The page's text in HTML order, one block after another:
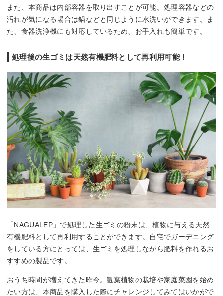
また、本商品は内部容器を取り出すことが可能。処理容器などの
汚れが気になる場合は鍋などと同じように水洗いができます。ま
た、食器洗浄機にも対応しているため、お手入れも簡単です。
処理後の生ゴミは天然有機肥料として再利用可能！
「NAGUALEP」で処理した生ゴミの粉末は、植物に与える天然
有機肥料として再利用することができます。自宅でガーデニング
をしている方にとっては、生ゴミを処理しながら肥料を作れるお
すすめの製品です。
おうち時間が増えてきた昨今。観葉植物の栽培や家庭菜園を始め
たい方は、本商品を購入した際にチャレンジしてみてはいかがで